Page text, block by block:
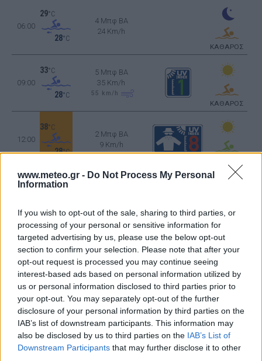
www.meteo.gr - Do Not Process My Personal
Information
If you wish to opt-out of the sale, sharing to third parties, or
processing of your personal or sensitive information for
targeted advertising by us, please use the below opt-out
section to confirm your selection. Please note that after your
opt-out request is processed you may continue seeing
interest-based ads based on personal information utilized by
us or personal information disclosed to third parties prior to
your opt-out. You may separately opt-out of the further
disclosure of your personal information by third parties on the
IAB’s list of downstream participants. This information may
also be disclosed by us to third parties on the IAB’s List of
Downstream Participants that may further disclose it to other
06:00
29°C
28°C
4 Μπφ BA
24 Km/h
ΚΑΘΑΡΟΣ
09:00
33°C
28°C
5 Μπφ BA
35 Km/h
55 km/h
ΚΑΘΑΡΟΣ
12:00
38°C
28°C
2 Μπφ BA
9 Km/h
37°C
ΚΑΘΑΡΟΣ
18:00
36 °C
28°C
3 Μπφ ΝΔ
16 Km/h
ΚΑΘΑΡΟΣ
21:00
31°C
28°C
2 Μπφ BA
9 Km/h
ΚΑΘΑΡΟΣ
ΠΕΜΠΤΗ13 ΑΥΓΟΥΣΤΟΥ Ανατολή: 06:45 - Δύση 20:25